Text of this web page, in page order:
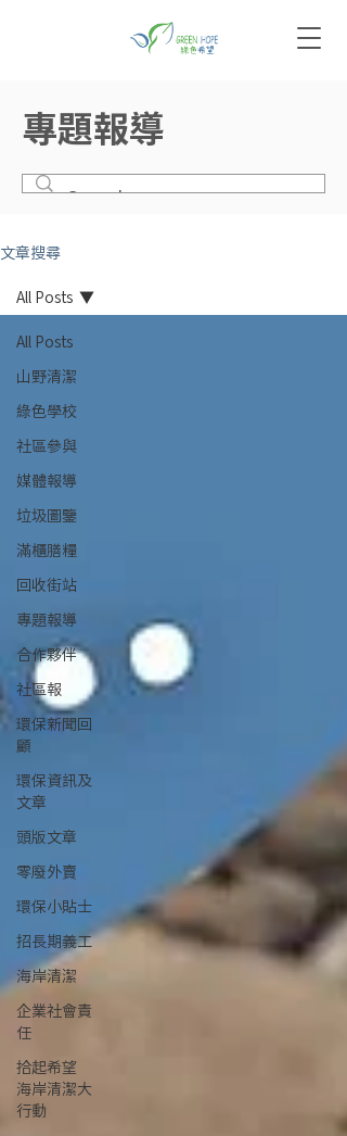
專題報導
文章搜尋
All Posts
山野清潔
綠色學校
社區參與
媒體報導
垃圾圖鑒
滿櫃膳糧
回收街站
專題報導
合作夥伴
社區報
環保新聞回
顧
環保資訊及
文章
頭版文章
零廢外賣
環保小貼士
招長期義工
海岸清潔
企業社會責
任
拾起希望
海岸清潔大
行動
All Posts